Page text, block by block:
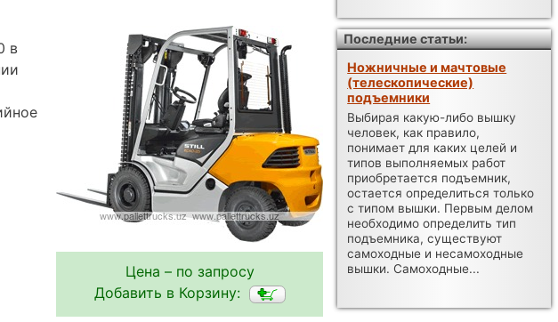
Цена – по запросу
Добавить в Корзину:
в
Последние статьи:
Ножничные и мачтовые
(телескопические)
подъемники
Выбирая какую-либо вышку
человек, как правило,
понимает для каких целей и
типов выполняемых работ
приобретается подъемник,
остается определиться только
с типом вышки. Первым делом
необходимо определить тип
подъемника, существуют
самоходные и несамоходные
вышки. Самоходные...